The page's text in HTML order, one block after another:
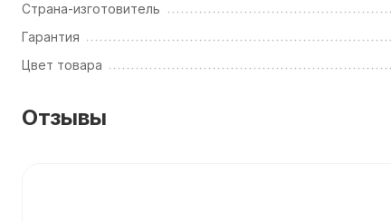
Страна-изготовитель
Гарантия
Цвет товара
Отзывы